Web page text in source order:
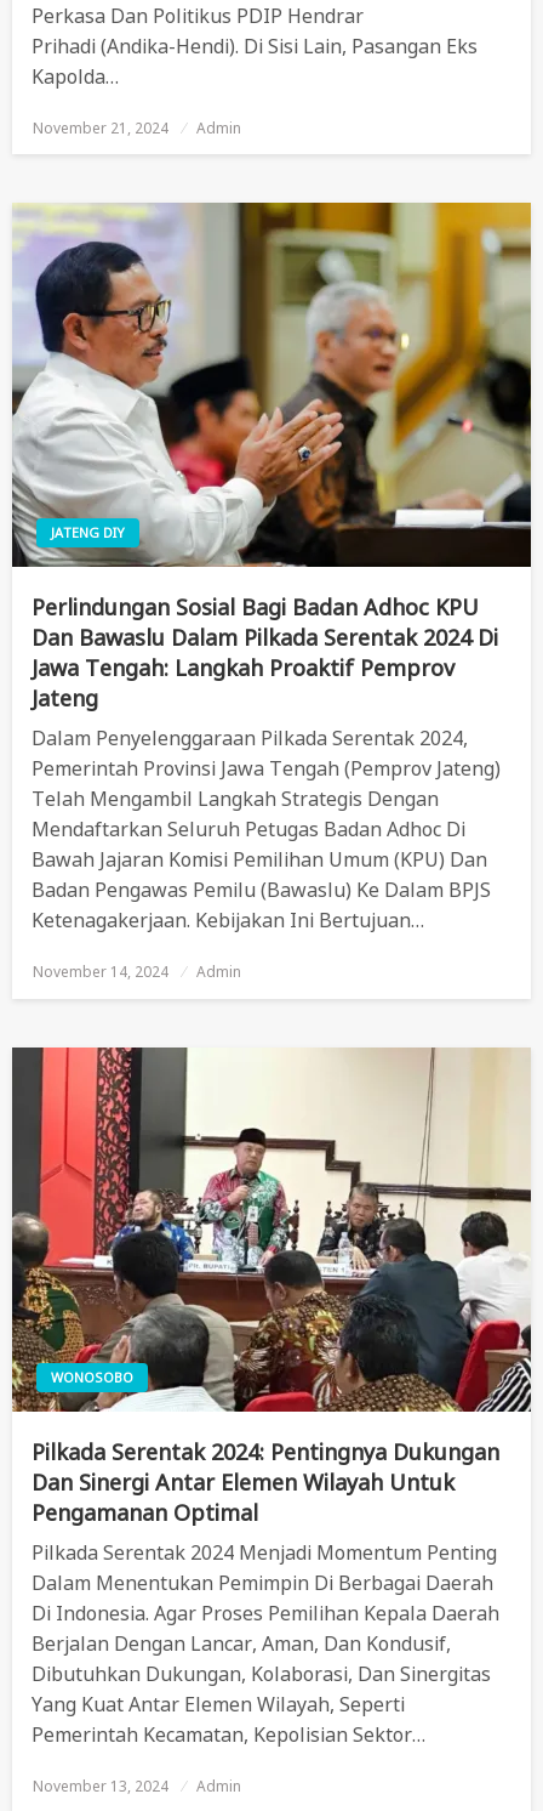
Perkasa Dan Politikus PDIP Hendrar
Prihadi (Andika-Hendi). Di Sisi Lain, Pasangan Eks
Kapolda…
Posted
November 21, 2024 Admin
JATENG DIY
Perlindungan Sosial Bagi Badan Adhoc KPU
Dan Bawaslu Dalam Pilkada Serentak 2024 Di
Jawa Tengah: Langkah Proaktif Pemprov
Jateng
Dalam Penyelenggaraan Pilkada Serentak 2024,
Pemerintah Provinsi Jawa Tengah (Pemprov Jateng)
Telah Mengambil Langkah Strategis Dengan
Mendaftarkan Seluruh Petugas Badan Adhoc Di
Bawah Jajaran Komisi Pemilihan Umum (KPU) Dan
Badan Pengawas Pemilu (Bawaslu) Ke Dalam BPJS
Ketenagakerjaan. Kebijakan Ini Bertujuan…
Posted
November 14, 2024 Admin
WONOSOBO
Pilkada Serentak 2024: Pentingnya Dukungan
Dan Sinergi Antar Elemen Wilayah Untuk
Pengamanan Optimal
Pilkada Serentak 2024 Menjadi Momentum Penting
Dalam Menentukan Pemimpin Di Berbagai Daerah
Di Indonesia. Agar Proses Pemilihan Kepala Daerah
Berjalan Dengan Lancar, Aman, Dan Kondusif,
Dibutuhkan Dukungan, Kolaborasi, Dan Sinergitas
Yang Kuat Antar Elemen Wilayah, Seperti
Pemerintah Kecamatan, Kepolisian Sektor…
Posted
November 13, 2024 Admin